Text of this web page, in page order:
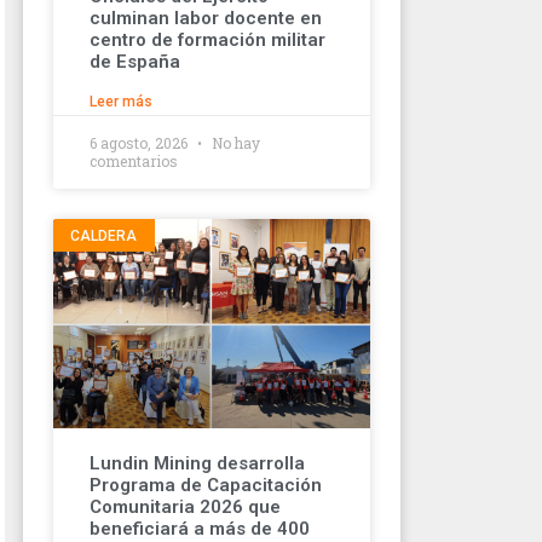
culminan labor docente en
centro de formación militar
de España
Leer más
6 agosto, 2026
No hay
comentarios
CALDERA
Lundin Mining desarrolla
Programa de Capacitación
Comunitaria 2026 que
beneficiará a más de 400